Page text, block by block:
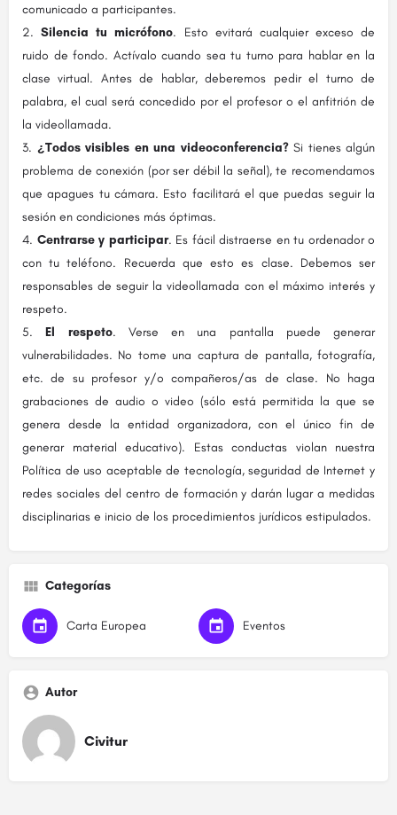
comunicado a participantes.
Silencia tu micrófono. Esto evitará cualquier exceso de
ruido de fondo. Actívalo cuando sea tu turno para hablar en la
clase virtual. Antes de hablar, deberemos pedir el turno de
palabra, el cual será concedido por el profesor o el anfitrión de
la videollamada.
¿Todos visibles en una videoconferencia?Si tienes algún
problema de conexión (por ser débil la señal), te recomendamos
que apagues tu cámara. Esto facilitará el que puedas seguir la
sesión en condiciones más óptimas.
Centrarse y participar. Es fácil distraerse en tu ordenador o
con tu teléfono. Recuerda que esto es clase. Debemos ser
responsables de seguir la videollamada con el máximo interés y
respeto.
El respeto. Verse en una pantalla puede generar
vulnerabilidades. No tome una captura de pantalla, fotografía,
etc. de su profesor y/o compañeros/as de clase. No haga
grabaciones de audio o video (sólo está permitida la que se
genera desde la entidad organizadora, con el único fin de
generar material educativo). Estas conductas violan nuestra
Política de uso aceptable de tecnología, seguridad de Internet y
redes sociales del centro de formación y darán lugar a medidas
disciplinarias e inicio de los procedimientos jurídicos estipulados.
Categorías
Carta Europea Eventos
Autor
Civitur